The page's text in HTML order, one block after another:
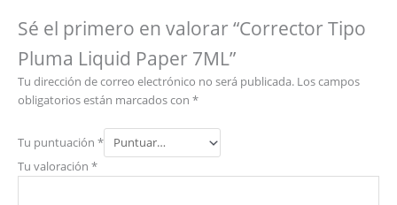
Sé el primero en valorar “Corrector Tipo
Pluma Liquid Paper 7ML”
Tu dirección de correo electrónico no será publicada. Los campos
obligatorios están marcados con *
Tu puntuación *
Tu valoración *